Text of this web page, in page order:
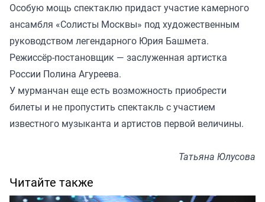
Особую мощь спектаклю придаст участие камерного
ансамбля «Солисты Москвы» под художественным
руководством легендарного Юрия Башмета.
Режиссёр-постановщик — заслуженная артистка
России Полина Агуреева.
У мурманчан еще есть возможность приобрести
билеты и не пропустить спектакль с участием
известного музыканта и артистов первой величины.
Татьяна Юлусова
Читайте также